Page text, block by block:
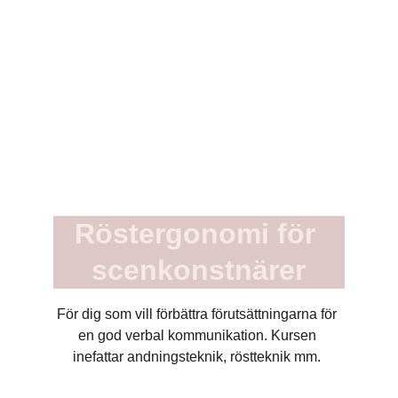
För dig som vill förbättra förutsättningarna för
en god verbal kommunikation. Kursen
inefattar andningsteknik, röstteknik mm.
Röstergonomi för
scenkonstnärer